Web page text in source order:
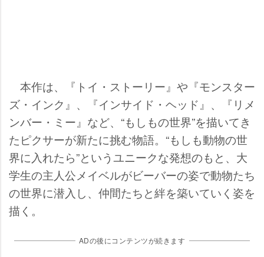
本作は、『トイ・ストーリー』や『モンスター
ズ・インク』、『インサイド・ヘッド』、『リメ
ンバー・ミー』など、“もしもの世界”を描いてき
たピクサーが新たに挑む物語。“もしも動物の世
界に入れたら”というユニークな発想のもと、大
学生の主人公メイベルがビーバーの姿で動物たち
の世界に潜入し、仲間たちと絆を築いていく姿を
描く。
ADの後にコンテンツが続きます